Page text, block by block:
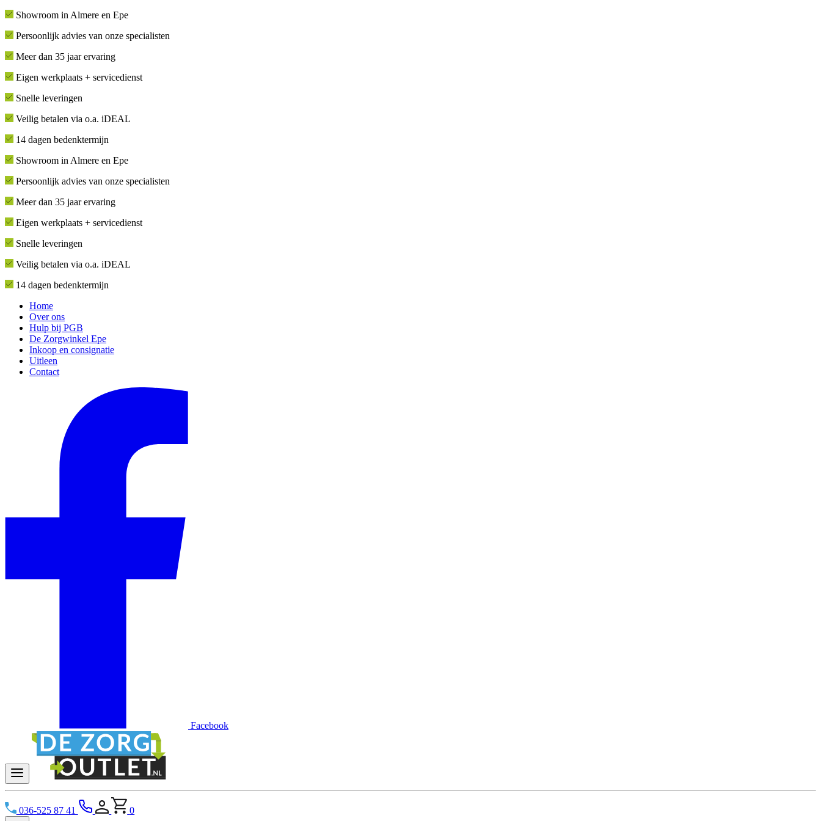
Showroom in Almere en Epe
Persoonlijk advies van onze specialisten
Meer dan 35 jaar ervaring
Eigen werkplaats + servicedienst
Snelle leveringen
Veilig betalen via o.a. iDEAL
14 dagen bedenktermijn
Showroom in Almere en Epe
Persoonlijk advies van onze specialisten
Meer dan 35 jaar ervaring
Eigen werkplaats + servicedienst
Snelle leveringen
Veilig betalen via o.a. iDEAL
14 dagen bedenktermijn
Home
Over ons
Hulp bij PGB
De Zorgwinkel Epe
Inkoop en consignatie
Uitleen
Contact
Facebook
036-525 87 41 0